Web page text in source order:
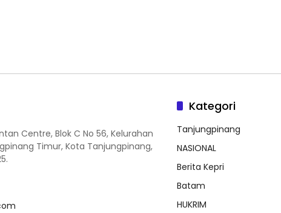
Centre, Blok C No 56, Kelurahan
Timur, Kota Tanjungpinang,
Kategori
Tanjungpinang
NASIONAL
Berita Kepri
Batam
HUKRIM